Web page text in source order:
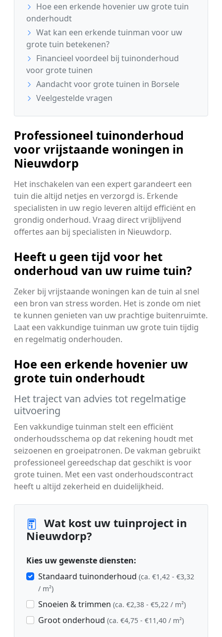
Hoe een erkende hovenier uw grote tuin
onderhoudt
Wat kan een erkende tuinman voor uw
grote tuin betekenen?
Financieel voordeel bij tuinonderhoud
voor grote tuinen
Aandacht voor grote tuinen in Borsele
Veelgestelde vragen
Professioneel tuinonderhoud
voor vrijstaande woningen in
Nieuwdorp
Het inschakelen van een expert garandeert een
tuin die altijd netjes en verzorgd is. Erkende
specialisten in uw regio leveren altijd efficiënt en
grondig onderhoud. Vraag direct vrijblijvend
offertes aan bij specialisten in Nieuwdorp.
Heeft u geen tijd voor het
onderhoud van uw ruime tuin?
Zeker bij vrijstaande woningen kan de tuin al snel
een bron van stress worden. Het is zonde om niet
te kunnen genieten van uw prachtige buitenruimte.
Laat een vakkundige tuinman uw grote tuin tijdig
en regelmatig onderhouden.
Hoe een erkende hovenier uw
grote tuin onderhoudt
Het traject van advies tot regelmatige
uitvoering
Een vakkundige tuinman stelt een efficiënt
onderhoudsschema op dat rekening houdt met
seizoenen en groeipatronen. De vakman gebruikt
professioneel gereedschap dat geschikt is voor
grote tuinen. Met een vast onderhoudscontract
heeft u altijd zekerheid en duidelijkheid.
Wat kost uw tuinproject in
Nieuwdorp?
Kies uw gewenste diensten:
Standaard tuinonderhoud (ca. €1,42 - €3,32
/ m²)
Snoeien & trimmen (ca. €2,38 - €5,22 / m²)
Groot onderhoud (ca. €4,75 - €11,40 / m²)